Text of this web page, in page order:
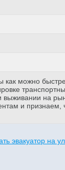
как можно
выживании на
и признаем,
эвакуатор на